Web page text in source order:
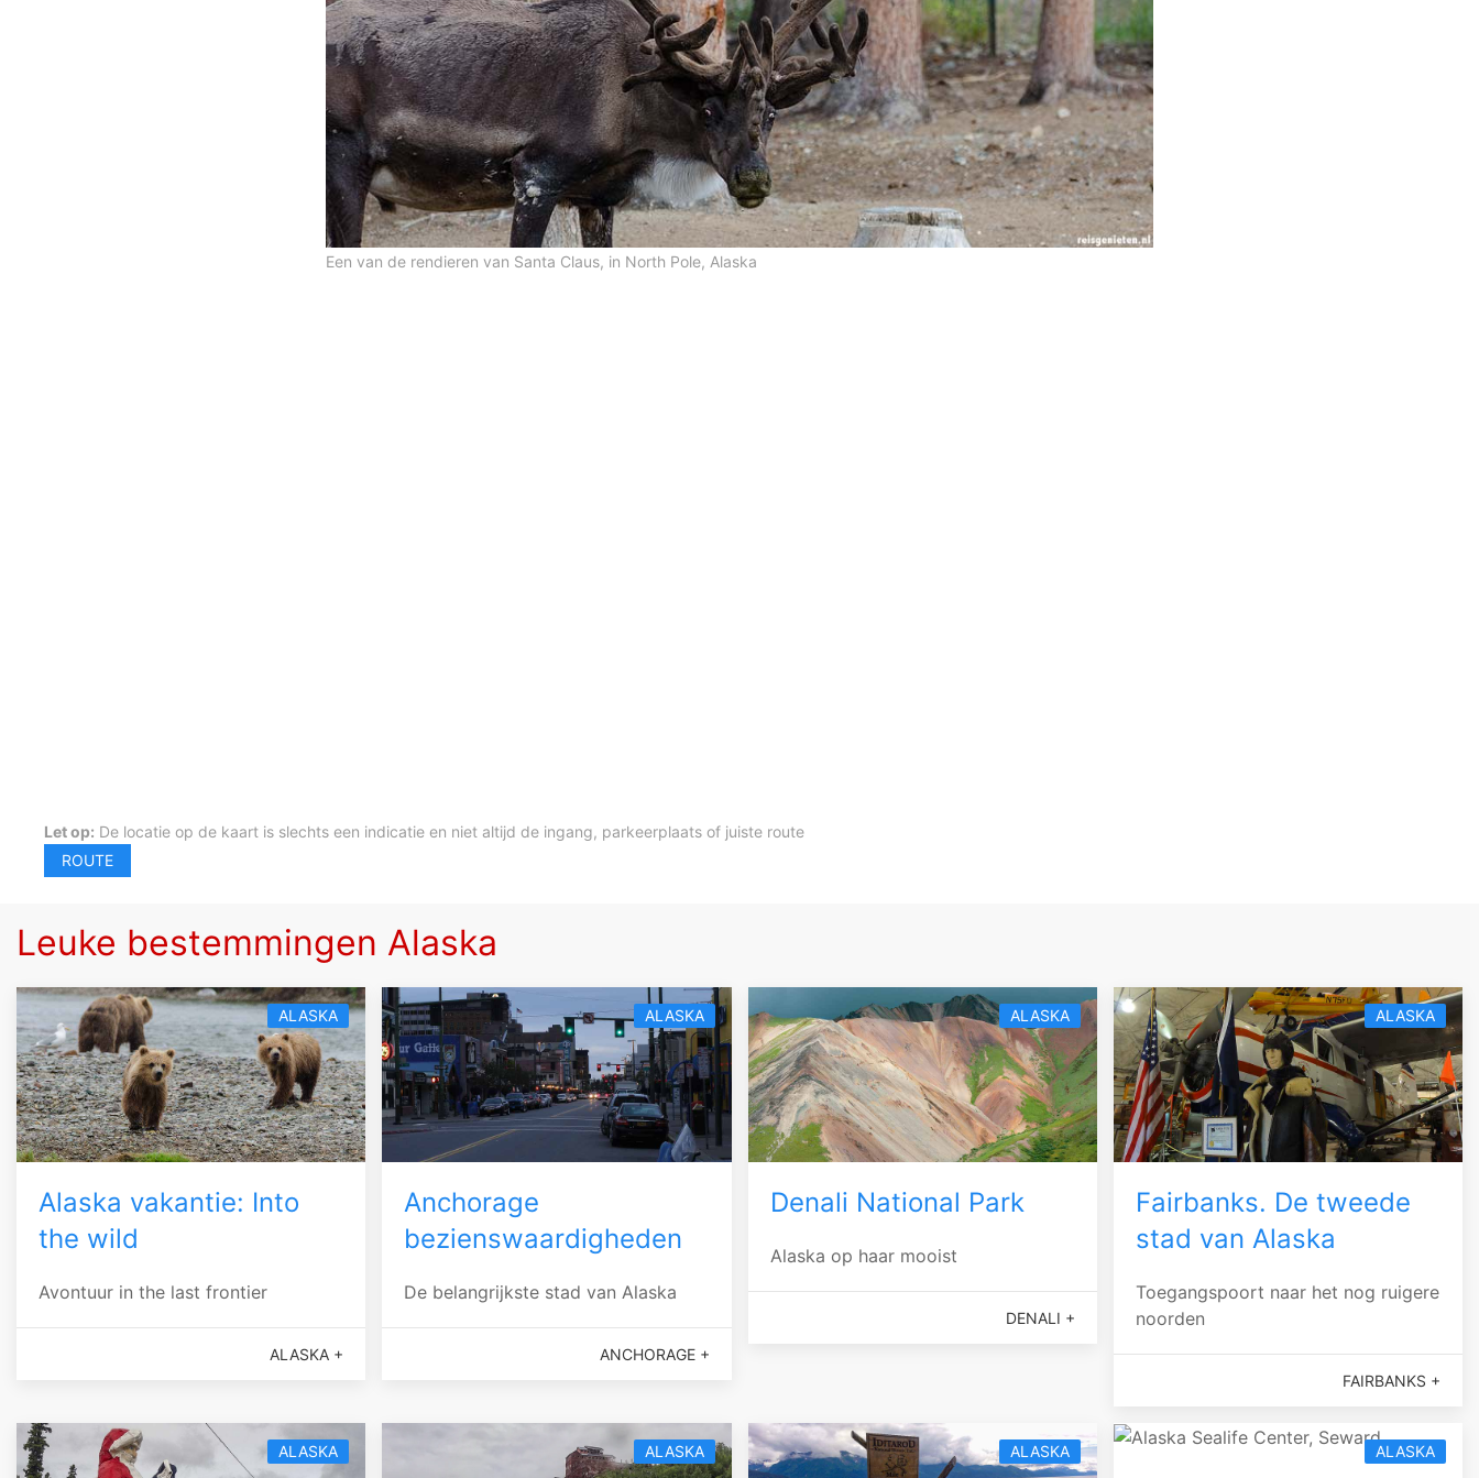
Een van de rendieren van Santa Claus, in North Pole, Alaska
Let op: De locatie op de kaart is slechts een indicatie en niet altijd de ingang, parkeerplaats of juiste route
Leuke bestemmingen Alaska
ALASKA
Alaska vakantie: Into
the wild
Avontuur in the last frontier
ALASKA +
ALASKA
Anchorage
bezienswaardigheden
De belangrijkste stad van Alaska
ANCHORAGE +
ALASKA
Denali National Park
Alaska op haar mooist
DENALI +
ALASKA
Fairbanks. De tweede
stad van Alaska
Toegangspoort naar het nog ruigere
noorden
FAIRBANKS +
ALASKA ALASKA ALASKA ALASKA